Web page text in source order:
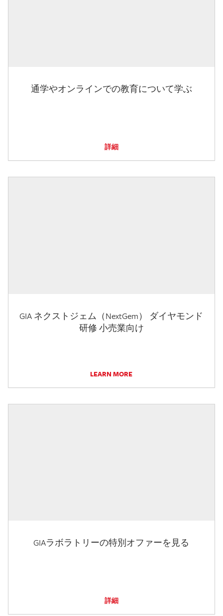
通学やオンラインでの教育について学ぶ
詳細
GIA ネクストジェム（NextGem） ダイヤモンド
研修 小売業向け
LEARN MORE
GIAラボラトリーの特別オファーを見る
詳細